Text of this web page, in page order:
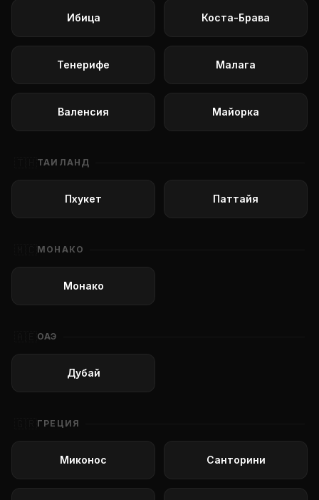
Ибица Коста-Брава
Тенерифе Малага
Валенсия Майорка
ТАИЛАНД
Пхукет Паттайя
МОНАКО
Монако
ОАЭ
Дубай
ГРЕЦИЯ
Миконос Санторини